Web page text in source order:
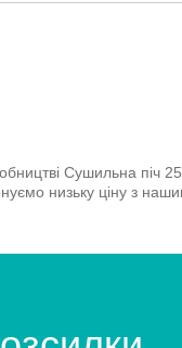
Сушильна піч
низьку ціну з